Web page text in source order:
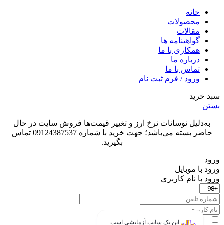
خانه
محصولات
مقالات
گواهینامه ها
همکاری با ما
درباره ما
تماس با ما
ورود / فرم ثبت نام
سبد خرید
بستن
به‌دلیل نوسانات نرخ ارز و تغییر قیمت‌ها فروش سایت در حال
حاضر بسته می‌باشد؛ جهت خرید با شماره 09124387537 تماس
بگیرید.
ورود
ورود با موبایل
ورود با ‫نام کاربری
این یک سایت آزمایشی است